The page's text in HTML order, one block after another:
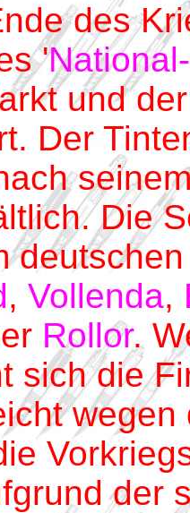
des
'
und
Der
Die
, Vollenda,
Rollor.
sich die
der